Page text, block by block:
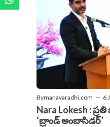
Bymanavaradhi.com — 6
Nara Lokesh :
‘బ్రాండ్ అంబాసిడర్’